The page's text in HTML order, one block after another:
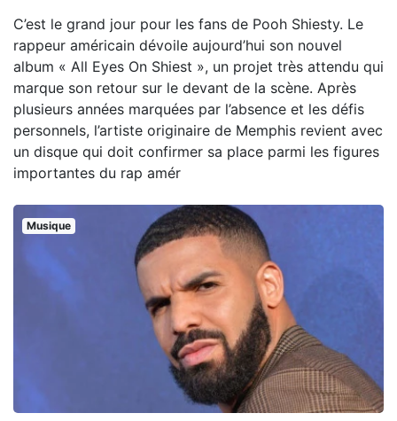
C’est le grand jour pour les fans de Pooh Shiesty. Le
rappeur américain dévoile aujourd’hui son nouvel
album « All Eyes On Shiest », un projet très attendu qui
marque son retour sur le devant de la scène. Après
plusieurs années marquées par l’absence et les défis
personnels, l’artiste originaire de Memphis revient avec
un disque qui doit confirmer sa place parmi les figures
importantes du rap amér
Musique